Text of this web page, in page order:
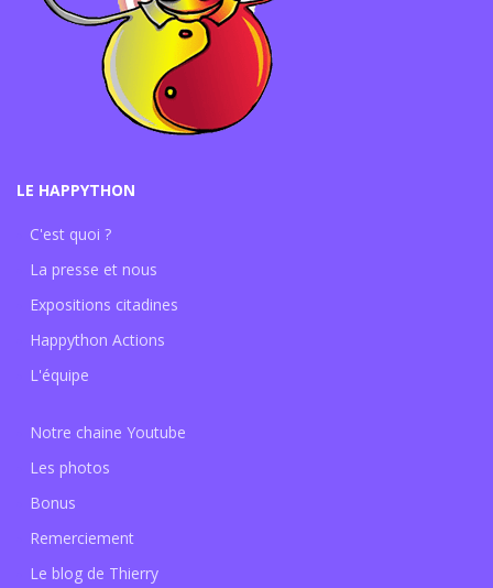
LE HAPPYTHON
C'est quoi ?
La presse et nous
Expositions citadines
Happython Actions
L'équipe
Notre chaine Youtube
Les photos
Bonus
Remerciement
Le blog de Thierry